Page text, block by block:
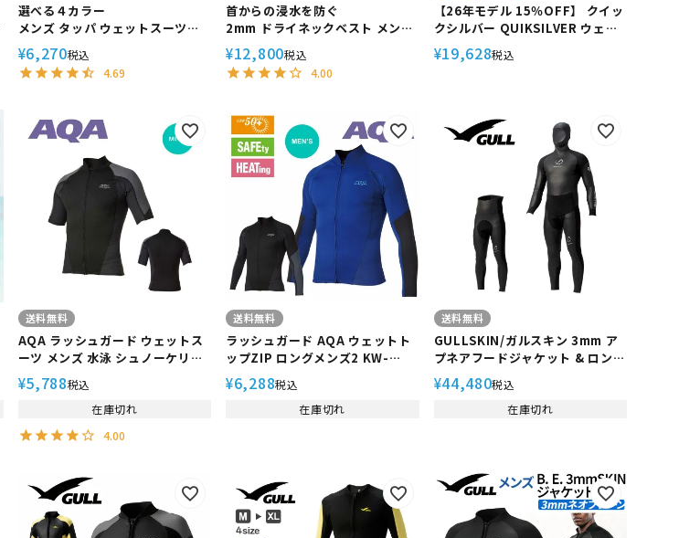
選べる４カラー
メンズ タッパ ウェットスーツ
HeleiWaho ヘレイワホ
CLASSIC クラシック 1.5mm ジ
ャケット サーフィン ダイビング
¥6,270税込
4.69
首からの浸水を防ぐ
2mm ドライネックベスト メンズ
Worlddive/ワールドダイブ イン
ナーベスト セミドライ 暖かい 保
温
¥12,800税込
4.00
【26年モデル 15％OFF】 クイッ
クシルバー QUIKSILVER ウェッ
トスーツ メンズ ジャケット フロ
ントジップ 2mm ループストッパ
¥19,628税込
送料無料
AQA ラッシュガード ウェットス
ーツ メンズ 水泳 シュノーケリン
グ スキューバダイビング マリン
スポーツ UPF50+ ウェットトッ
プZIP ショートメンズ2 KW-
4613
¥5,788税込
在庫切れ
4.00
送料無料
ラッシュガード AQA ウェットト
ップZIP ロングメンズ2 KW-
4614 長袖 男性用 水着 | シュノー
ケリング ラッシュガードメンズ
スノーケリング メンズラッシュガ
¥6,288税込
在庫切れ
送料無料
GULLSKIN/ガルスキン 3mm ア
プネアフードジャケット & ロング
パンツ メンズ GW-6671A ウェ
ットスーツ フリーダイビング ス
キンダイビング
¥44,480税込
在庫切れ